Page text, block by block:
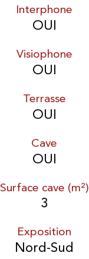
Interphone
OUI
Visiophone
OUI
Terrasse
OUI
Cave
OUI
Surface cave (m²)
3
Exposition
Nord-Sud